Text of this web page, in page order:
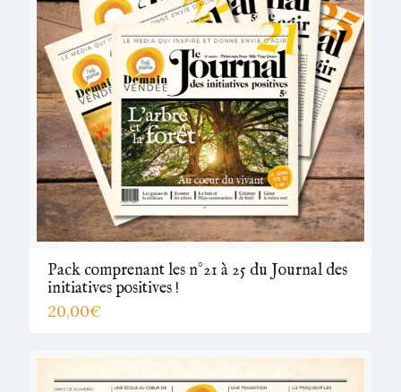
Pack comprenant les n°21 à 25 du Journal des
initiatives positives !
20,00€